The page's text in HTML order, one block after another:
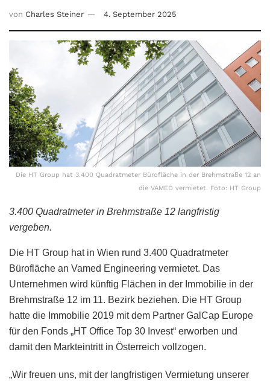
von Charles Steiner 4. September 2025
Die HT Group hat 3.400 Quadratmeter Bürofläche in der Brehmstraße 12 an
die VAMED vermietet. Foto: HT Group
3.400 Quadratmeter in Brehmstraße 12 langfristig
vergeben.
Die HT Group hat in Wien rund 3.400 Quadratmeter
Bürofläche an Vamed Engineering vermietet. Das
Unternehmen wird künftig Flächen in der Immobilie in der
Brehmstraße 12 im 11. Bezirk beziehen. Die HT Group
hatte die Immobilie 2019 mit dem Partner GalCap Europe
für den Fonds „HT Office Top 30 Invest“ erworben und
damit den Markteintritt in Österreich vollzogen.
„Wir freuen uns, mit der langfristigen Vermietung unserer